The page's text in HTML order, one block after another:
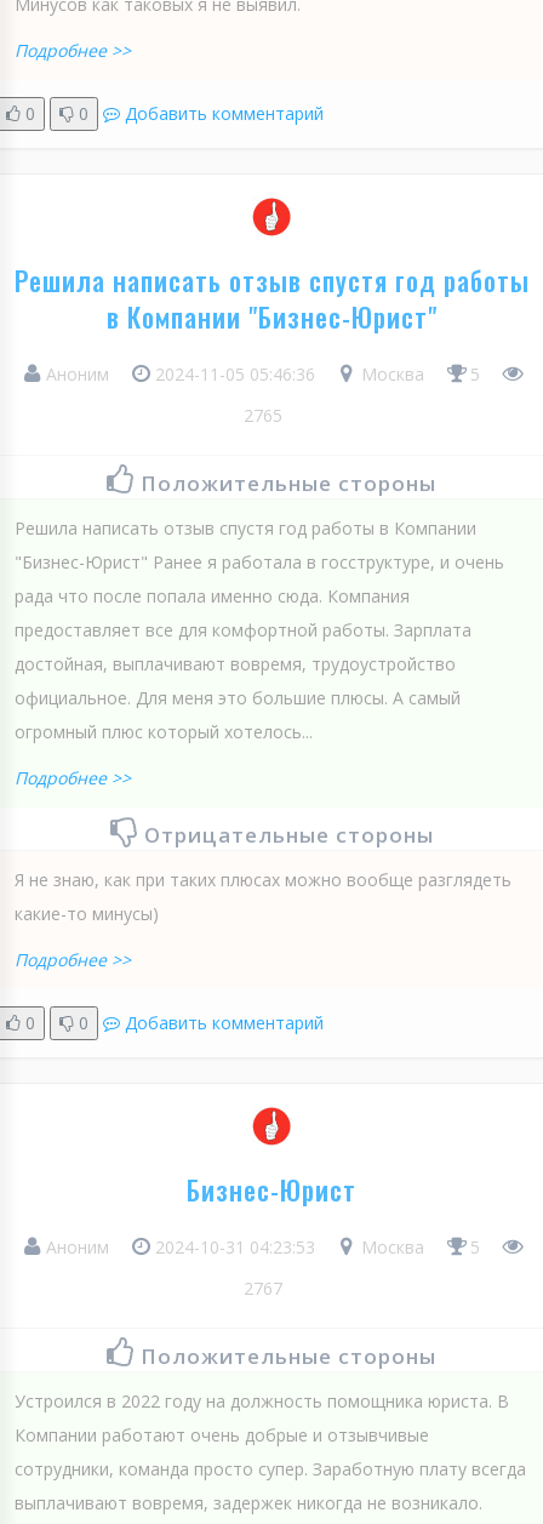
Минусов как таковых я не выявил.
Подробнее >>
0 0 Добавить комментарий
Решила написать отзыв спустя год работы
в Компании "Бизнес-Юрист"
Аноним 2024-11-05 05:46:36 Москва
5
2765
Положительные стороны
Решила написать отзыв спустя год работы в Компании
"Бизнес-Юрист" Ранее я работала в госструктуре, и очень
рада что после попала именно сюда. Компания
предоставляет все для комфортной работы. Зарплата
достойная, выплачивают вовремя, трудоустройство
официальное. Для меня это большие плюсы. А самый
огромный плюс который хотелось...
Подробнее >>
Отрицательные стороны
Я не знаю, как при таких плюсах можно вообще разглядеть
какие-то минусы)
Подробнее >>
0 0 Добавить комментарий
Бизнес-Юрист
Аноним 2024-10-31 04:23:53 Москва
5
2767
Положительные стороны
Устроился в 2022 году на должность помощника юриста. В
Компании работают очень добрые и отзывчивые
сотрудники, команда просто супер. Заработную плату всегда
выплачивают вовремя, задержек никогда не возникало.